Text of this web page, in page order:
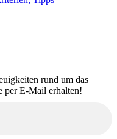
rund um das
per E-Mail erhalten!